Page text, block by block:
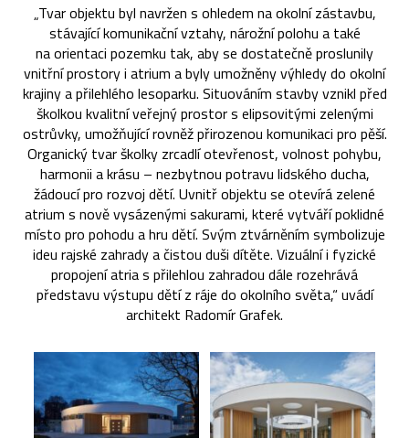
„Tvar objektu byl navržen s ohledem na okolní zástavbu,
stávající komunikační vztahy, nárožní polohu a také
na orientaci pozemku tak, aby se dostatečně proslunily
vnitřní prostory i atrium a byly umožněny výhledy do okolní
krajiny a přilehlého lesoparku. Situováním stavby vznikl před
školkou kvalitní veřejný prostor s elipsovitými zelenými
ostrůvky, umožňující rovněž přirozenou komunikaci pro pěší.
Organický tvar školky zrcadlí otevřenost, volnost pohybu,
harmonii a krásu – nezbytnou potravu lidského ducha,
žádoucí pro rozvoj dětí. Uvnitř objektu se otevírá zelené
atrium s nově vysázenými sakurami, které vytváří poklidné
místo pro pohodu a hru dětí. Svým ztvárněním symbolizuje
ideu rajské zahrady a čistou duši dítěte. Vizuální i fyzické
propojení atria s přilehlou zahradou dále rozehrává
představu výstupu dětí z ráje do okolního světa,“ uvádí
architekt Radomír Grafek.